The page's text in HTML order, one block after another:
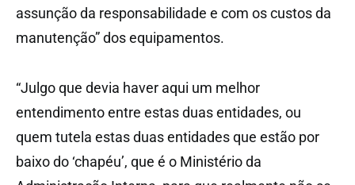
assunção da responsabilidade e com os custos da
manutenção” dos equipamentos.
“Julgo que devia haver aqui um melhor
entendimento entre estas duas entidades, ou
quem tutela estas duas entidades que estão por
baixo do ‘chapéu’, que é o Ministério da